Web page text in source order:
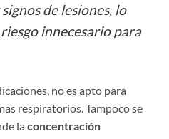
de lesiones, lo
innecesario para
no es apto para
respiratorios. Tampoco se
la concentración